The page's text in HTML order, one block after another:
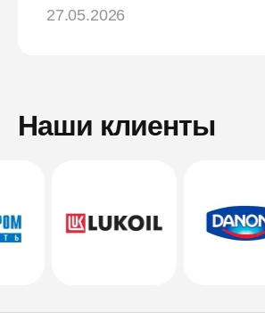
27.05.2026
Наши клиенты